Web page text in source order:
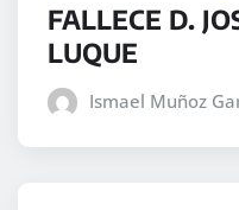
FALLECE D.
LUQUE
Ismael Muñoz